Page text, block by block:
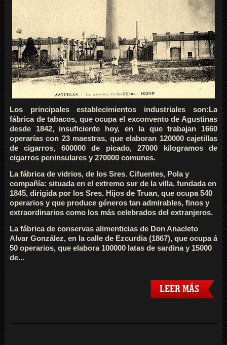
Los principales establecimientos industriales son:La
fábrica de tabacos, que ocupa el exconvento de Agustinas
desde 1842, insuficiente hoy, en la que trabajan 1660
operarías con 23 maestras, que elaboran 120000 cajetillas
de cigarros, 600000 de picado, 27000 kilogramos de
cigarros peninsulares y 270000 comunes.
La fábrica de vidrios, de los Sres. Cifuentes, Pola y
compañía: situada en el extremo sur de la villa, fundada en
1845, dirigida por los Sres. Hijos de Truan, que ocupa 540
operarios y que produce géneros tan admirables, finos y
extraordinarios como los más celebrados del extranjeros.
La fábrica de conservas alimenticias de Don Anacleto
Alvar González, en la calle de Ezcurdia (1867), que ocupa á
50 operarios, que elabora 100000 latas de sardina y 15000
de...
LEER MÁS